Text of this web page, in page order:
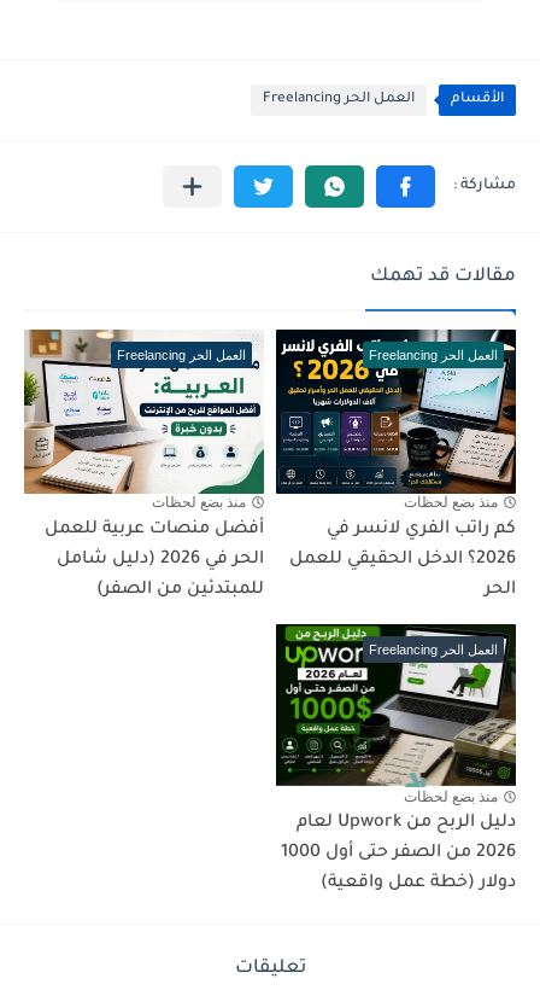
الأقسام العمل الحر Freelancing
مقالات قد تهمك
العمل الحر Freelancing
منذ بضع لحظات
كم راتب الفري لانسر في
2026؟ الدخل الحقيقي للعمل
الحر
العمل الحر Freelancing
منذ بضع لحظات
أفضل منصات عربية للعمل
الحر في 2026 (دليل شامل
للمبتدئين من الصفر)
العمل الحر Freelancing
منذ بضع لحظات
دليل الربح من Upwork لعام
2026 من الصفر حتى أول 1000
دولار (خطة عمل واقعية)
تعليقات